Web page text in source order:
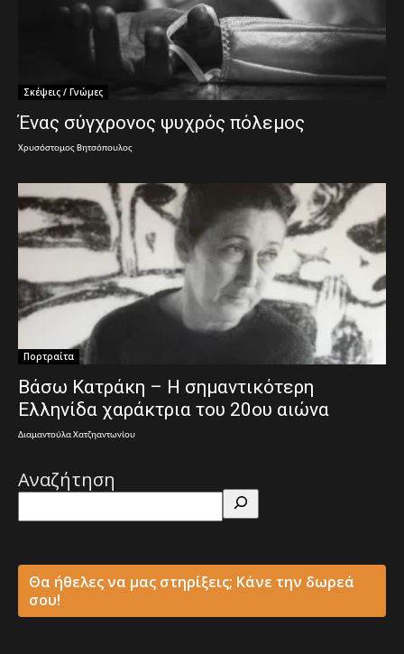
Σκέψεις / Γνώμες
Ένας σύγχρονος ψυχρός πόλεμος
Χρυσόστομος Βητσόπουλος
Πορτραίτα
Βάσω Κατράκη – Η σημαντικότερη
Ελληνίδα χαράκτρια του 20ου αιώνα
Διαμαντούλα Χατζηαντωνίου
Αναζήτηση
Θα ήθελες να μας στηρίξεις; Κάνε την δωρεά
σου!